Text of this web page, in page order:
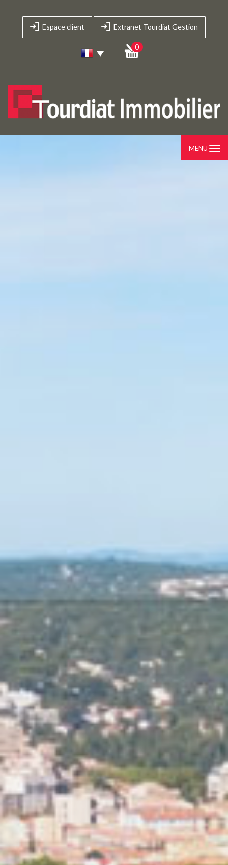
Espace client Extranet Tourdiat Gestion
0
MENU